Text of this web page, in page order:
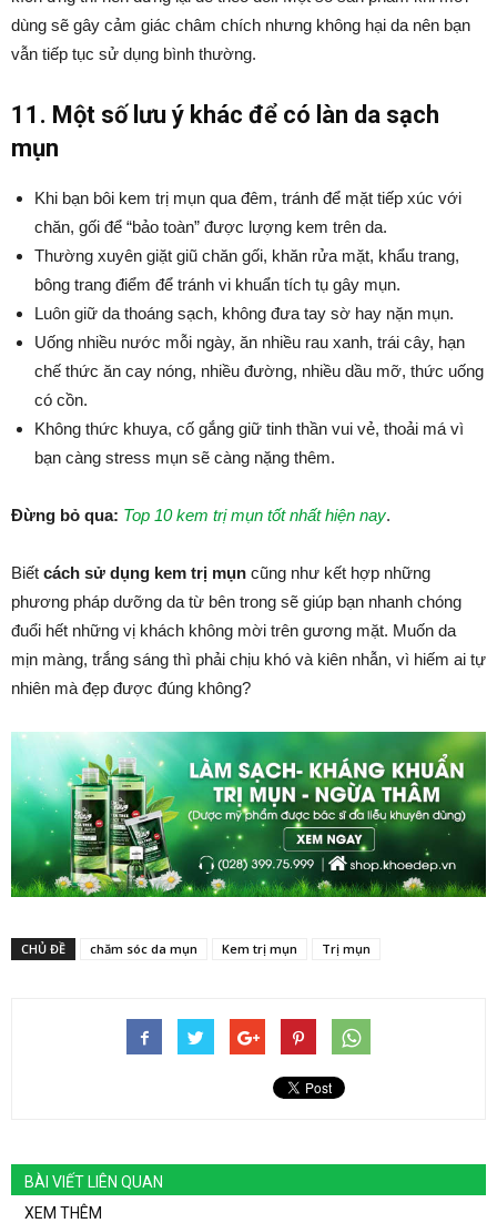
dùng sẽ gây cảm giác châm chích nhưng không hại da nên bạn
vẫn tiếp tục sử dụng bình thường.
11. Một số lưu ý khác để có làn da sạch
mụn
Khi bạn bôi kem trị mụn qua đêm, tránh để mặt tiếp xúc với
chăn, gối để “bảo toàn” được lượng kem trên da.
Thường xuyên giặt giũ chăn gối, khăn rửa mặt, khẩu trang,
bông trang điểm để tránh vi khuẩn tích tụ gây mụn.
Luôn giữ da thoáng sạch, không đưa tay sờ hay nặn mụn.
Uống nhiều nước mỗi ngày, ăn nhiều rau xanh, trái cây, hạn
chế thức ăn cay nóng, nhiều đường, nhiều dầu mỡ, thức uống
có cồn.
Không thức khuya, cố gắng giữ tinh thần vui vẻ, thoải má vì
bạn càng stress mụn sẽ càng nặng thêm.
Đừng bỏ qua: Top 10 kem trị mụn tốt nhất hiện nay.
Biết cách sử dụng kem trị mụn cũng như kết hợp những
phương pháp dưỡng da từ bên trong sẽ giúp bạn nhanh chóng
đuổi hết những vị khách không mời trên gương mặt. Muốn da
mịn màng, trắng sáng thì phải chịu khó và kiên nhẫn, vì hiếm ai tự
nhiên mà đẹp được đúng không?
CHỦ ĐỀ chăm sóc da mụn Kem trị mụn Trị mụn
BÀI VIẾT LIÊN QUAN
XEM THÊM